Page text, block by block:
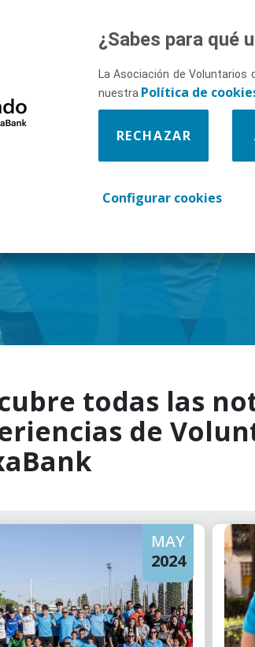
Descúbrenos
todas las
de
MAY
2024
¿Sabes para qué
La Asociación de
nuestra Política de
RECHAZAR
Configurar cookies